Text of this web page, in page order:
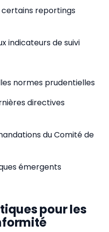
reportings
indicateurs de suivi
normes prudentielles
directives
du Comité de
émergents
pour les